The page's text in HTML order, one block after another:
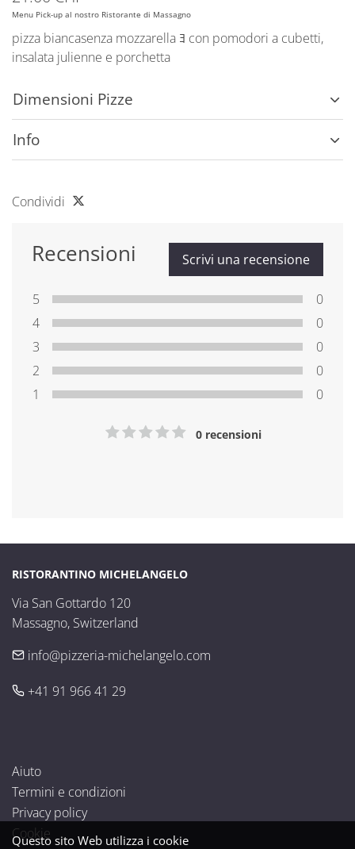
Menu Pick-up al nostro Ristorante di Massagno
pizza biancasenza mozzarella ﾖ con pomodori a cubetti,
insalata julienne e porchetta
Dimensioni Pizze
Info
Condividi
Recensioni Scrivi una recensione
5
0
4
0
3
0
2
0
1
0
0 recensioni
RISTORANTINO MICHELANGELO
Via San Gottardo 120
Massagno, Switzerland
info@pizzeria-michelangelo.com
+41 91 966 41 29
Aiuto
Termini e condizioni
Privacy policy
Cookie
Questo sito Web utilizza i cookie